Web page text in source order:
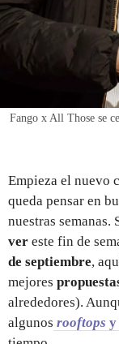
Fango x All Those se
Empieza el nuevo
queda pensar en
nuestras semanas.
ver este fin de
de septiembre,
mejores
alrededores).
algunos rooftops y